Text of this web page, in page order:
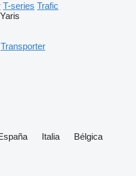
T-series Trafic
Yaris
Transporter
Italia
Bélgica